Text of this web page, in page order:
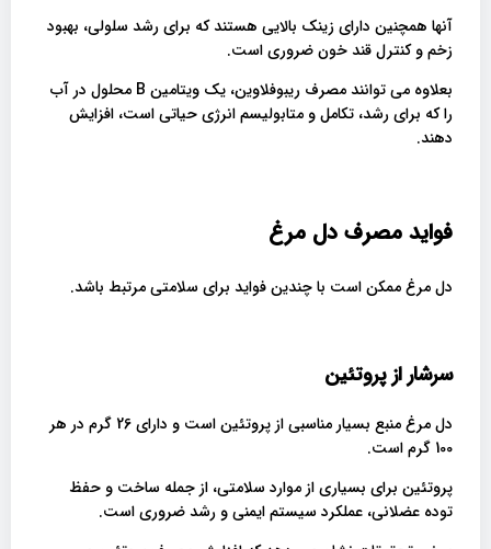
آنها همچنین دارای زینک بالایی هستند که برای رشد سلولی، بهبود
زخم و کنترل قند خون ضروری است.
بعلاوه می توانند مصرف ریبوفلاوین، یک ویتامین B محلول در آب
را که برای رشد، تکامل و متابولیسم انرژی حیاتی است، افزایش
دهند.
فواید مصرف دل مرغ
دل مرغ ممکن است با چندین فواید برای سلامتی مرتبط باشد.
سرشار از پروتئین
دل مرغ منبع بسیار مناسبی از پروتئین است و دارای 26 گرم در هر
100 گرم است.
پروتئین برای بسیاری از موارد سلامتی، از جمله ساخت و حفظ
توده عضلانی، عملکرد سیستم ایمنی و رشد ضروری است.